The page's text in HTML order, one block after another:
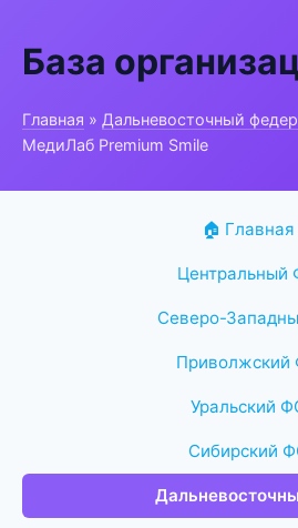
База
Главная » Дальневосточный
МедиЛаб Premium Smile
🏠 Главная
Центральный
Северо-
Приволжский
Уральский
Сибирский